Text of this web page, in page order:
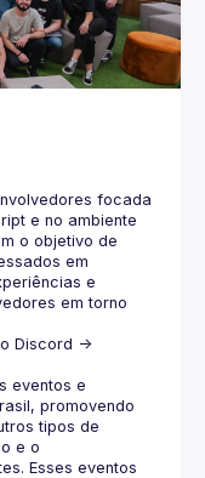
focada
e no ambiente
o objetivo de
em
e
em torno
Discord ->
eventos e
promovendo
tipos de
e o
Esses eventos